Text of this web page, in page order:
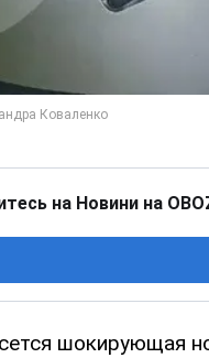
на Новини на
шокирующая